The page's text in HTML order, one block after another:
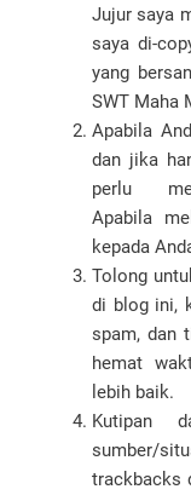
Jujur saya
saya di-
yang
SWT Maha
Apabila
dan jika
perlu
Apabila
kepada
Tolong
di blog ini,
spam, dan
hemat
lebih baik.
Kutipan
sumber/
trackbacks